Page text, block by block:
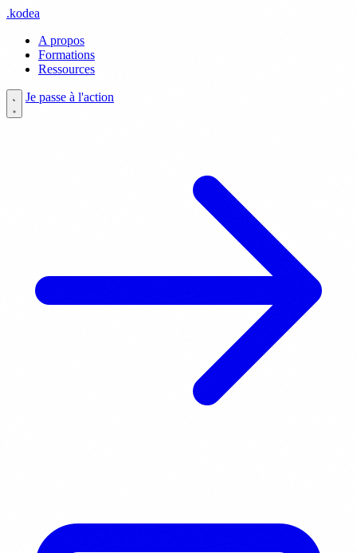
.kodea
A propos
Formations
Ressources
Je passe à l'action